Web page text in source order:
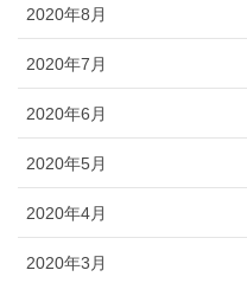
2020年8月
2020年7月
2020年6月
2020年5月
2020年4月
2020年3月